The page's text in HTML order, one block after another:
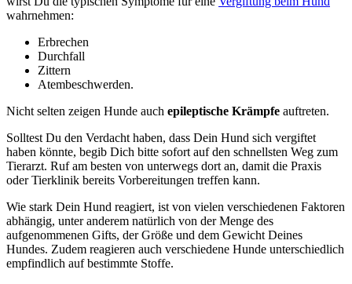
wahrnehmen:
Erbrechen
Durchfall
Zittern
Atembeschwerden.
Nicht selten zeigen Hunde auch epileptische Krämpfe auftreten.
Solltest Du den Verdacht haben, dass Dein Hund sich vergiftet
haben könnte, begib Dich bitte sofort auf den schnellsten Weg zum
Tierarzt. Ruf am besten von unterwegs dort an, damit die Praxis
oder Tierklinik bereits Vorbereitungen treffen kann.
Wie stark Dein Hund reagiert, ist von vielen verschiedenen Faktoren
abhängig, unter anderem natürlich von der Menge des
aufgenommenen Gifts, der Größe und dem Gewicht Deines
Hundes. Zudem reagieren auch verschiedene Hunde unterschiedlich
empfindlich auf bestimmte Stoffe.